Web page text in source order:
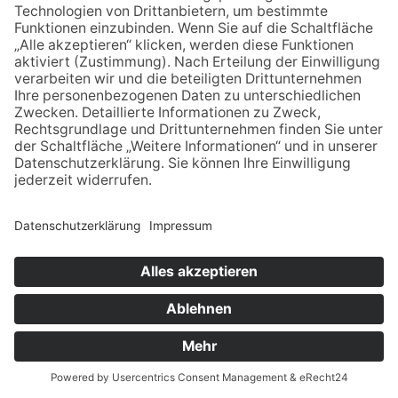
© - Alle Rechte vorbehalten. Babenhäuser Zeitung
Verlagsgesellschaft mbh, Platanenallee 32, 64832 Babenhausen,
Telefon: 06073-740124, Fax: 06073-740 123, E-Mail:bab-
zeitung@t-online.de.
Powered by native:media .